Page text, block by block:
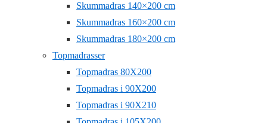
Skummadras 140×200 cm
Skummadras 160×200 cm
Skummadras 180×200 cm
Topmadrasser
Topmadras 80X200
Topmadras i 90X200
Topmadras i 90X210